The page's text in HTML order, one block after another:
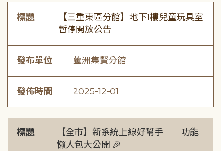
標題
【三重東區分館】地下1樓兒童玩具室
暫停開放公告
發布單位 蘆洲集賢分館
發佈時間 2025-12-01
標題
【全市】新系統上線好幫手──功能
懶人包大公開 🎉